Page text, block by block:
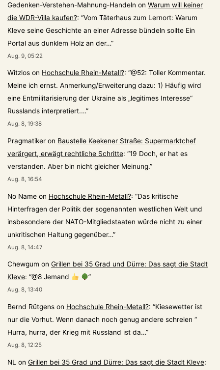
Gedenken-Verstehen-Mahnung-Handeln on Warum will keiner
die WDR-Villa kaufen?: “Vom Täterhaus zum Lernort: Warum
Kleve seine Geschichte an einer Adresse bündeln sollte Ein
Portal aus dunklem Holz an der…”
Aug. 9, 05:22
Witzlos on Hochschule Rhein-Metall?: “@52: Toller Kommentar.
Meine ich ernst. Anmerkung/Erweiterung dazu: 1) Häufig wird
eine Entmilitarisierung der Ukraine als „legitimes Interesse“
Russlands interpretiert.…”
Aug. 8, 19:38
Pragmatiker on Baustelle Keekener Straße: Supermarktchef
verärgert, erwägt rechtliche Schritte: “19 Doch, er hat es
verstanden. Aber bin nicht gleicher Meinung.”
Aug. 8, 16:54
No Name on Hochschule Rhein-Metall?: “Das kritische
Hinterfragen der Politik der sogenannten westlichen Welt und
insbesondere der NATO-Mitgliedstaaten würde nicht zu einer
unkritischen Haltung gegenüber…”
Aug. 8, 14:47
Chewgum on Grillen bei 35 Grad und Dürre: Das sagt die Stadt
Kleve: “@8 Jemand ”
Aug. 8, 13:40
Bernd Rütgens on Hochschule Rhein-Metall?: “Kiesewetter ist
nur die Vorhut. Wenn danach noch genug andere schreien “
Hurra, hurra, der Krieg mit Russland ist da…”
Aug. 8, 12:25
NL on Grillen bei 35 Grad und Dürre: Das sagt die Stadt Kleve: